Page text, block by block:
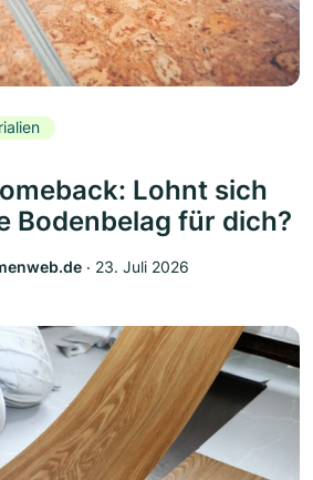
Lohnt sich
Bodenbelag für dich?
‧ 23. Juli 2026